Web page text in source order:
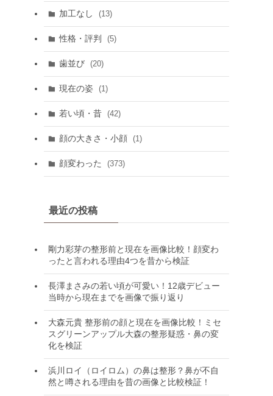
加工なし (13)
性格・評判 (5)
歯並び (20)
現在の姿 (1)
若い頃・昔 (42)
顔の大きさ・小顔 (1)
顔変わった (373)
最近の投稿
剛力彩芽の整形前と現在を画像比較！顔変わ
ったと言われる理由4つを昔から検証
長澤まさみの若い頃が可愛い！12歳デビュー
当時から現在までを画像で振り返り
大森元貴 整形前の顔と現在を画像比較！ミセ
スグリーンアップル大森の整形疑惑・鼻の変
化を検証
浜川ロイ（ロイロム）の鼻は整形？鼻が不自
然と噂される理由を昔の画像と比較検証！